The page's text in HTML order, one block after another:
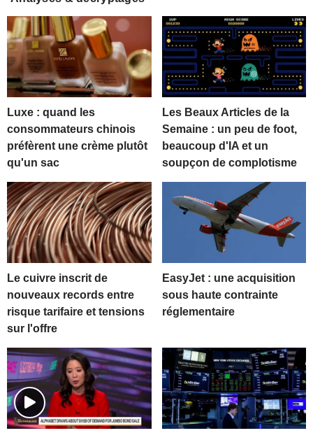
Luxe : quand les
consommateurs chinois
préfèrent une crème plutôt
qu'un sac
Les Beaux Articles de la
Semaine : un peu de foot,
beaucoup d'IA et un
soupçon de complotisme
Le cuivre inscrit de
nouveaux records entre
risque tarifaire et tensions
sur l'offre
EasyJet : une acquisition
sous haute contrainte
réglementaire